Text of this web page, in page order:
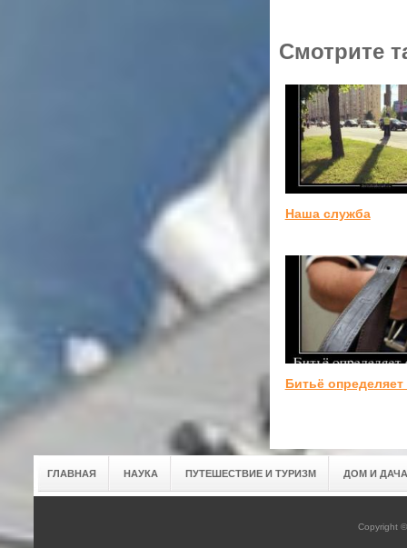
Смотрите
Наша служба
Битьё определяет
ГЛАВНАЯ НАУКА ПУТЕШЕСТВИЕ И ТУРИЗМ ДОМ И ДАЧА
Copyright